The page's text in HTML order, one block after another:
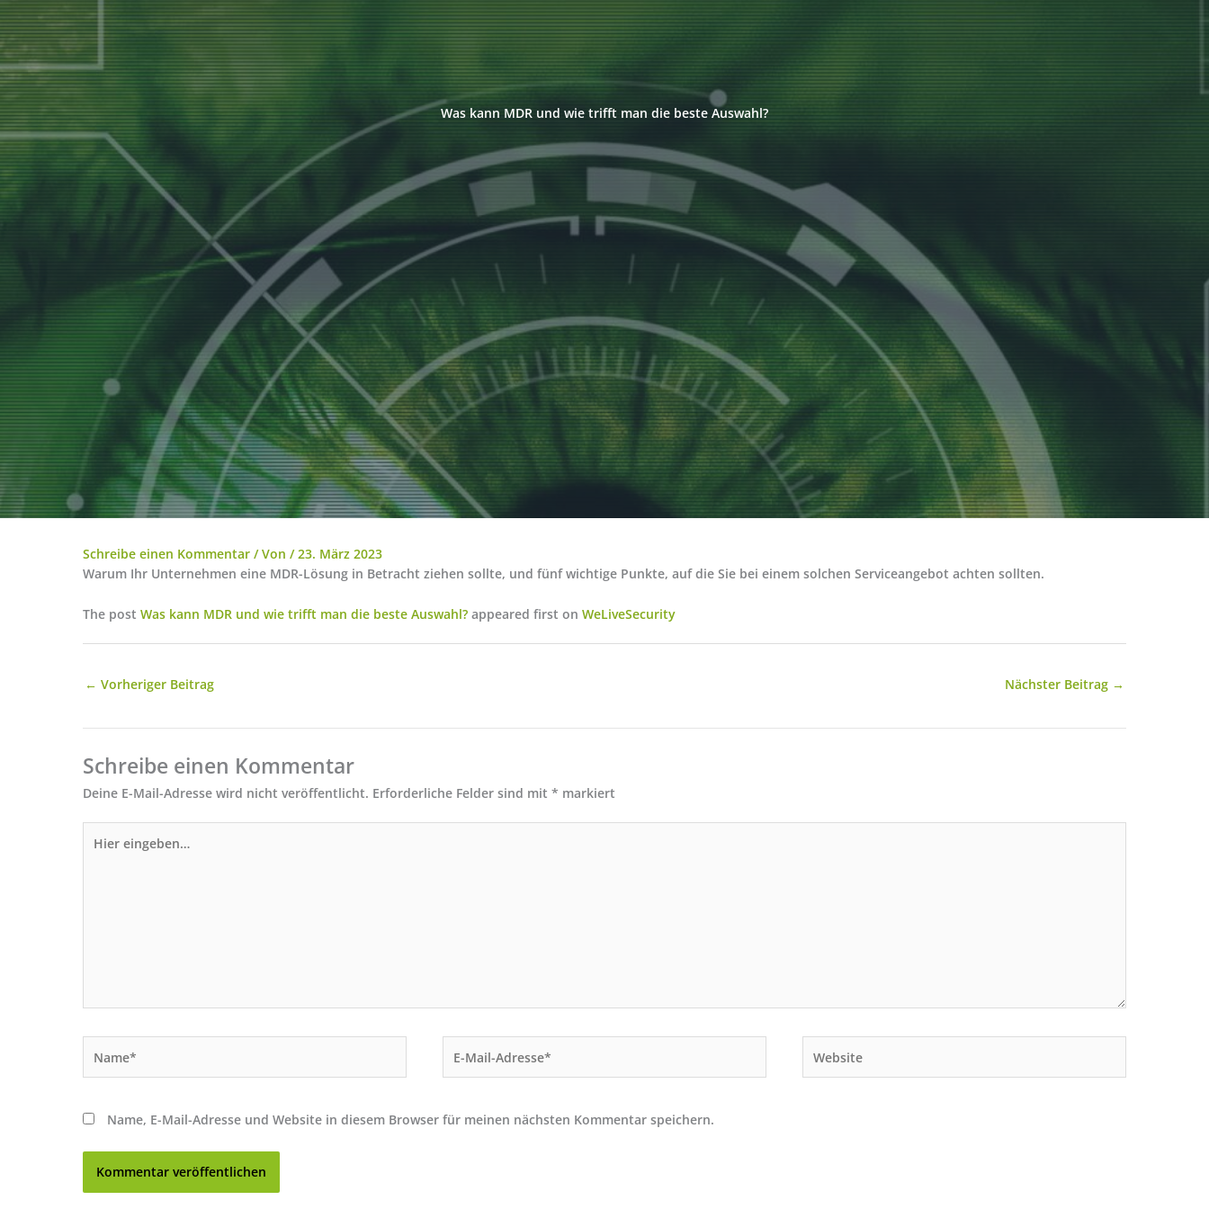
Was kann MDR und wie trifft man die beste Auswahl?
Schreibe einen Kommentar / Von /23. März 2023
Warum Ihr Unternehmen eine MDR-Lösung in Betracht ziehen sollte, und fünf wichtige Punkte, auf die Sie bei einem solchen Serviceangebot achten sollten.
The post Was kann MDR und wie trifft man die beste Auswahl? appeared first on WeLiveSecurity
← Vorheriger Beitrag Nächster Beitrag →
Schreibe einen Kommentar
Deine E-Mail-Adresse wird nicht veröffentlicht. Erforderliche Felder sind mit * markiert
eingeben…
Mail-
Name, E-Mail-Adresse und Website in diesem Browser für meinen nächsten Kommentar speichern.